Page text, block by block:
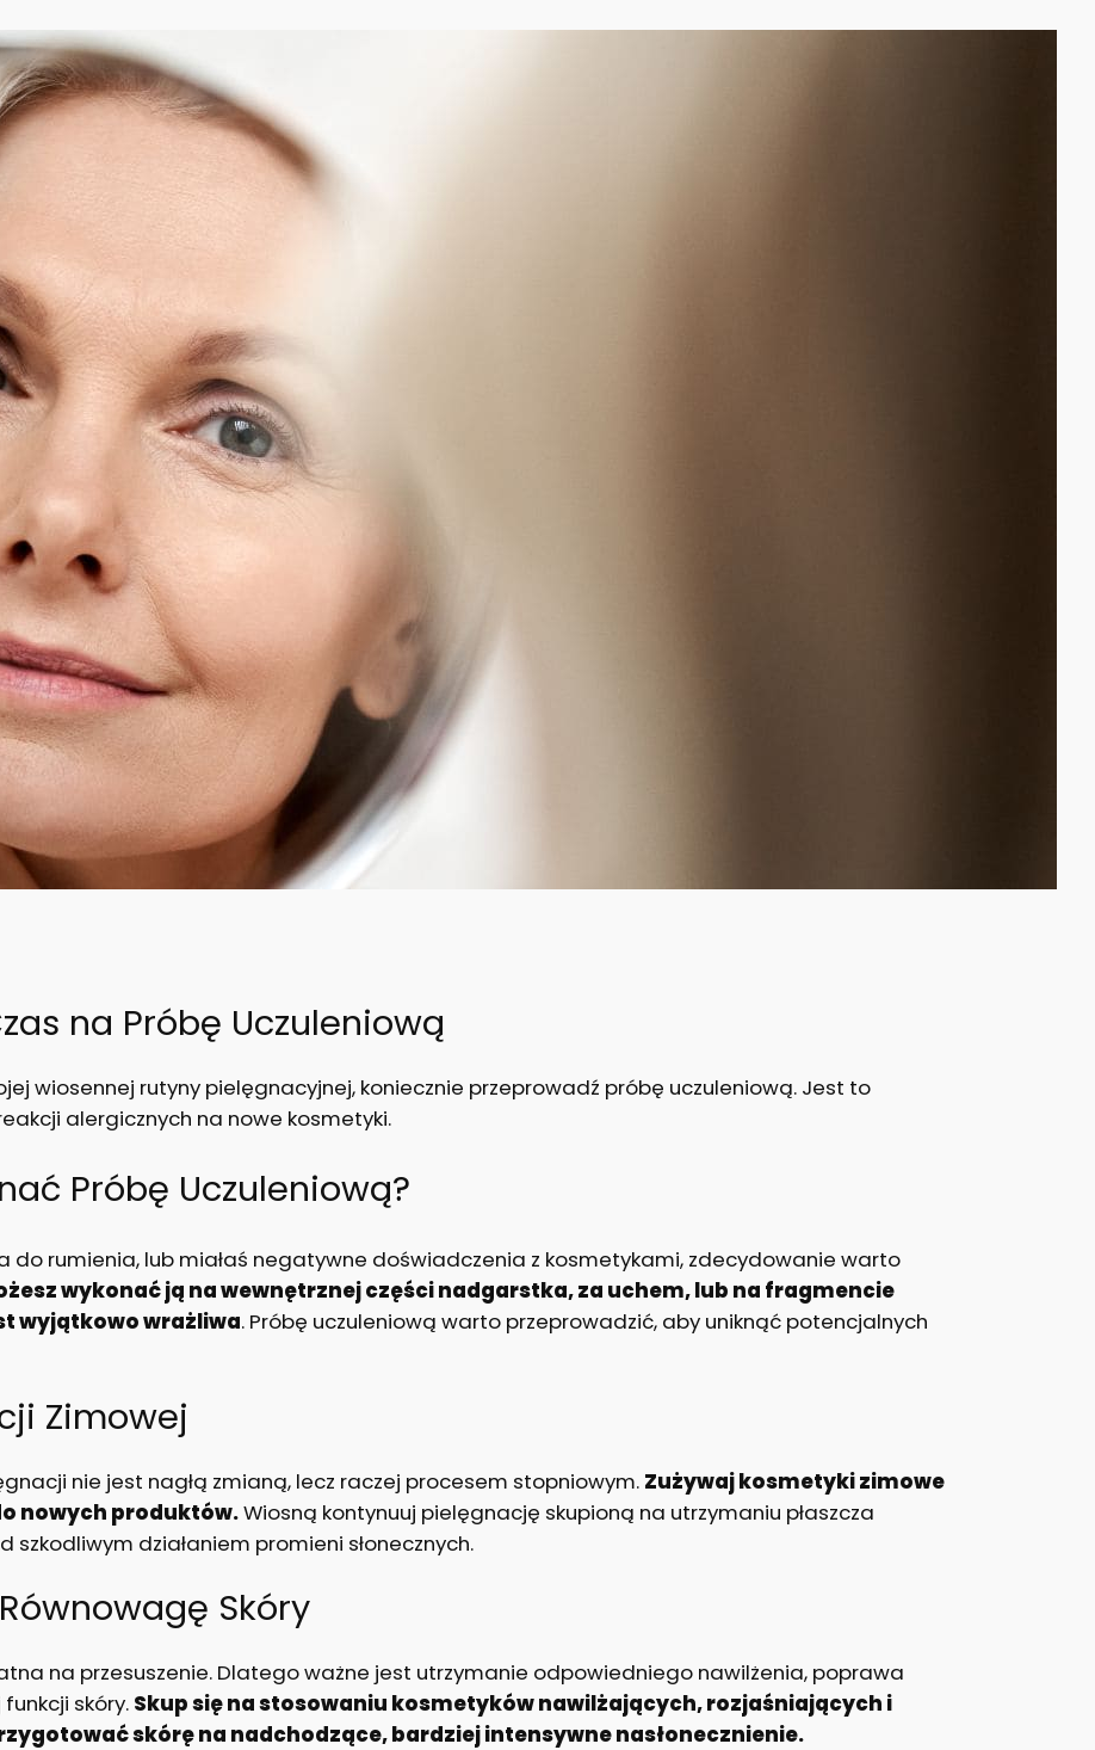
na Próbę Uczuleniową
wiosennej rutyny pielęgnacyjnej, koniecznie przeprowadź próbę uczuleniową. Jest to
alergicznych na nowe kosmetyki.
Próbę Uczuleniową?
do rumienia, lub miałaś negatywne doświadczenia z kosmetykami, zdecydowanie warto
wykonać ją na wewnętrznej części nadgarstka, za uchem, lub na fragmencie
wyjątkowo wrażliwa. Próbę uczuleniową warto przeprowadzić, aby uniknąć potencjalnych
Zimowej
nie jest nagłą zmianą, lecz raczej procesem stopniowym. Zużywaj kosmetyki zimowe
nowych produktów.Wiosną kontynuuj pielęgnację skupioną na utrzymaniu płaszcza
działaniem promieni słonecznych.
Skóry
na przesuszenie. Dlatego ważne jest utrzymanie odpowiedniego nawilżenia, poprawa
skóry. Skup się na stosowaniu kosmetyków nawilżających, rozjaśniających i
skórę na nadchodzące, bardziej intensywne nasłonecznienie.